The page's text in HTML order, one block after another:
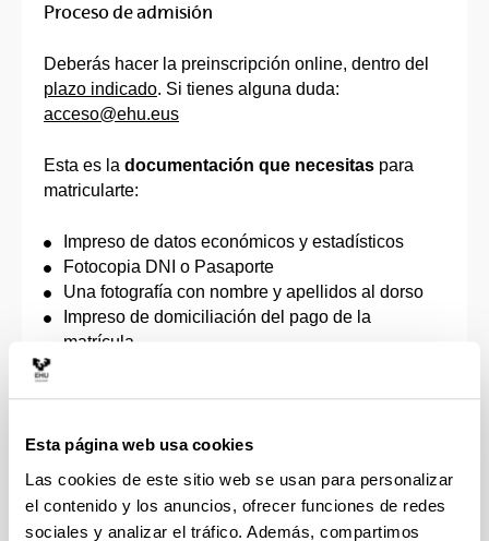
Esta página web usa cookies
Las cookies de este sitio web se usan para personalizar
el contenido y los anuncios, ofrecer funciones de redes
sociales y analizar el tráfico. Además, compartimos
Proceso de admisión
Deberás hacer la preinscripción online, dentro del
plazo indicado. Si tienes alguna duda:
acceso@ehu.eus
Esta es la documentación que necesitas para
matricularte:
Impreso de datos económicos y estadísticos
Fotocopia DNI o Pasaporte
Una fotografía con nombre y apellidos al dorso
Impreso de domiciliación del pago de la
matrícula
orden que apruebe el Gobierno Vasco, por la que
de servicios académicos universitarios (personas
discapacitadas, familias numerosas, víctimas de